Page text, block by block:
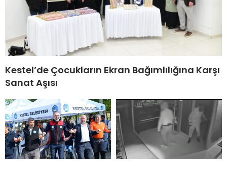
Kestel’de Çocukların Ekran Bağımlılığına Karşı
Sanat Aşısı